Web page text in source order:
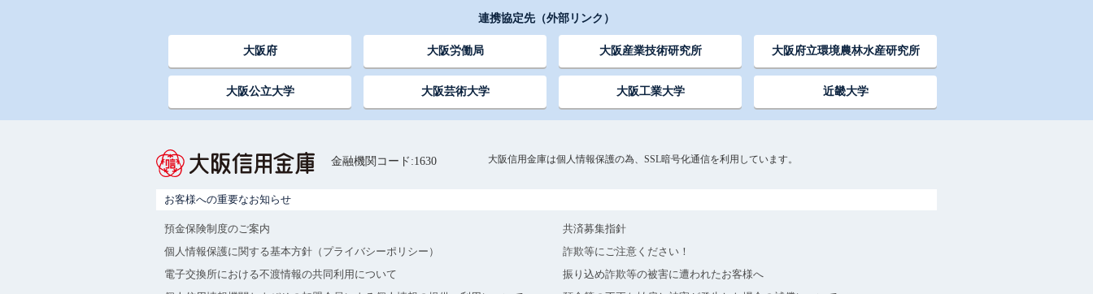
連携協定先（外部リンク）
大阪府 大阪労働局 大阪産業技術研究所 大阪府立環境農林水産研究所
大阪公立大学 大阪芸術大学 大阪工業大学 近畿大学
金融機関コード:1630 大阪信用金庫は個人情報保護の為、SSL暗号化通信を利用しています。
お客様への重要なお知らせ
預金保険制度のご案内
個人情報保護に関する基本方針（プライバシーポリシー）
電子交換所における不渡情報の共同利用について
共済募集指針
詐欺等にご注意ください！
振り込め詐欺等の被害に遭われたお客様へ